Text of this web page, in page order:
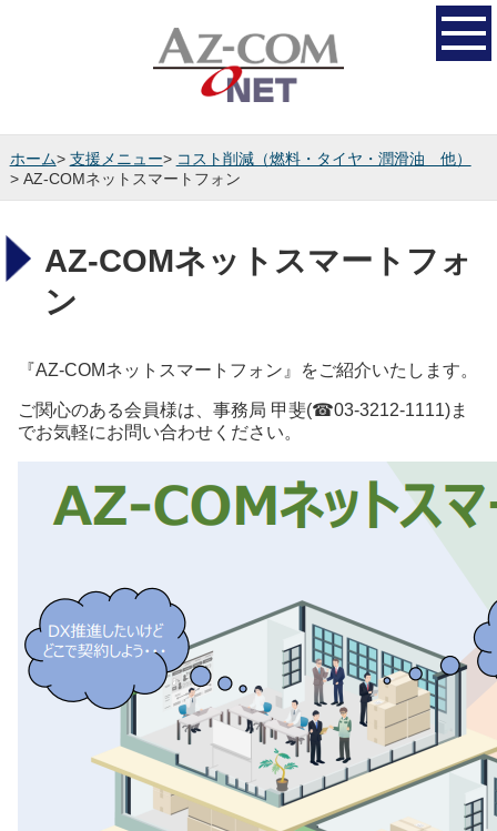
ホーム> 支援メニュー> コスト削減（燃料・タイヤ・潤滑油 他）
> AZ-COMネットスマートフォン
AZ-COMネットスマートフォ
ン
『AZ-COMネットスマートフォン 』をご紹介いたします。
ご関心のある会員様は、事務局 甲斐(☎03-3212-1111)ま
でお気軽にお問い合わせください。